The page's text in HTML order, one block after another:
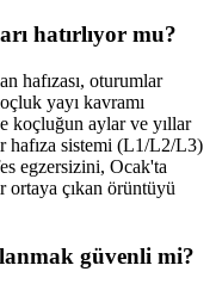
hatırlıyor mu?
hafızası, oturumlar
yayı kavramı
koçluğun aylar ve yıllar
hafıza sistemi (L1/L2/L3)
egzersizini, Ocak'ta
çıkan örüntüyü
güvenli mi?